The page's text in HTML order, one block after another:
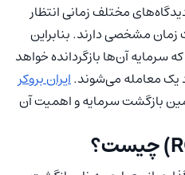
مختلف زمانی انتظار
مشخصی دارند. بنابراین
سرمایه آن‌ها بازگردانده خواهد
یک معامله می‌شوند.ایران بروکر
بازگشت سرمایه و اهمیت آن